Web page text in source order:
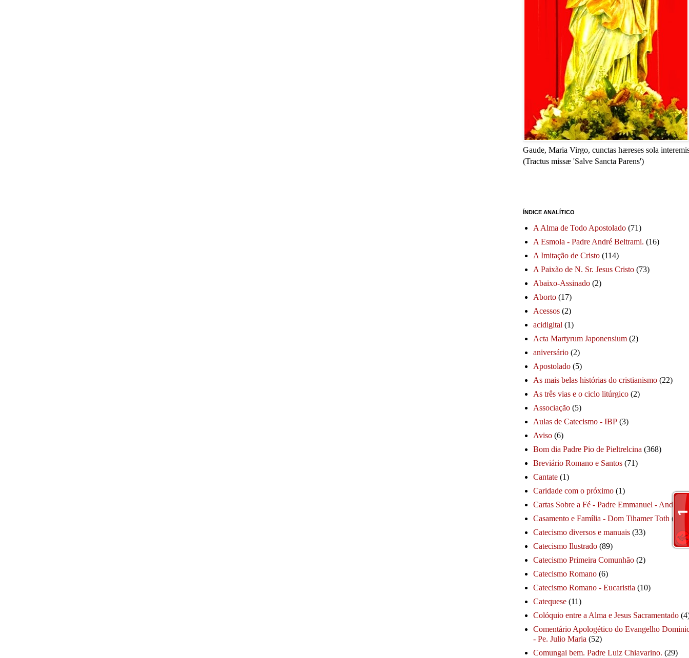
Gaude, Maria Virgo, cunctas hæreses sola
(Tractus missæ 'Salve Sancta Parens')
ÍNDICE ANALÍTICO
A Alma de Todo Apostolado (71)
A Esmola - Padre André Beltrami. (16)
A Imitação de Cristo (114)
A Paixão de N. Sr. Jesus Cristo (73)
Abaixo-Assinado (2)
Aborto (17)
Acessos (2)
acidigital (1)
Acta Martyrum Japonensium (2)
aniversário (2)
Apostolado (5)
As mais belas histórias do cristianismo (22)
As três vias e o ciclo litúrgico (2)
Associação (5)
Aulas de Catecismo - IBP (3)
Aviso (6)
Bom dia Padre Pio de Pieltrelcina (368)
Breviário Romano e Santos (71)
Cantate (1)
Caridade com o próximo (1)
Cartas Sobre a Fé - Padre Emmanuel - André
Casamento e Família - Dom Tihamer Toth (115)
Catecismo diversos e manuais (33)
Catecismo Ilustrado (89)
Catecismo Primeira Comunhão (2)
Catecismo Romano (6)
Catecismo Romano - Eucaristia (10)
Catequese (11)
Colóquio entre a Alma e Jesus Sacramentado
Comentário Apologético do Evangelho
- Pe. Julio Maria (52)
Comungai bem. Padre Luiz Chiavarino. (29)